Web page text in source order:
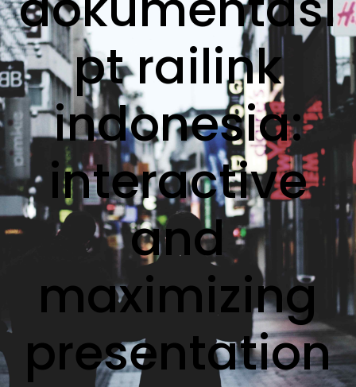
pt railink
indonesia:
interactive
and
maximizing
presentation